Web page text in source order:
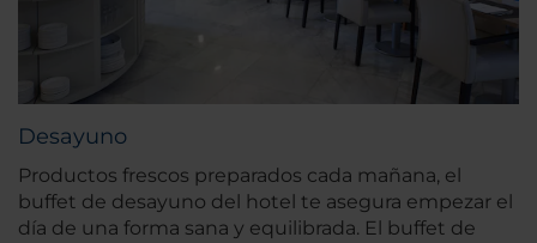
Desayuno
Productos frescos preparados cada mañana, el
buffet de desayuno del hotel te asegura empezar el
día de una forma sana y equilibrada. El buffet de